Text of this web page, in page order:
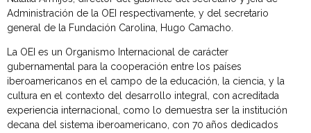
Administración de la OEI respectivamente, y del secretario
general de la Fundación Carolina, Hugo Camacho.
La OEI es un Organismo Internacional de carácter
gubernamental para la cooperación entre los países
iberoamericanos en el campo de la educación, la ciencia, y la
cultura en el contexto del desarrollo integral, con acreditada
experiencia internacional, como lo demuestra ser la institución
decana del sistema iberoamericano, con 70 años dedicados